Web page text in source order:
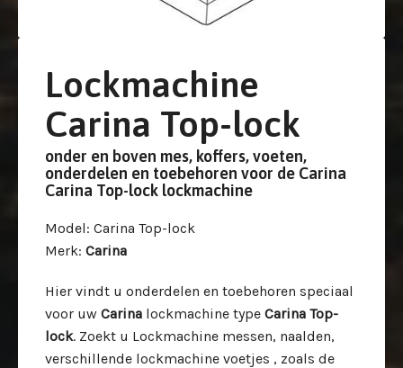
Lockmachine
Carina Top-lock
onder en boven mes, koffers, voeten,
onderdelen en toebehoren voor de Carina
Carina Top-lock lockmachine
Model: Carina Top-lock
Merk: Carina
Hier vindt u onderdelen en toebehoren speciaal
voor uw Carina lockmachine type Carina Top-
lock. Zoekt u Lockmachine messen, naalden,
verschillende lockmachine voetjes , zoals de